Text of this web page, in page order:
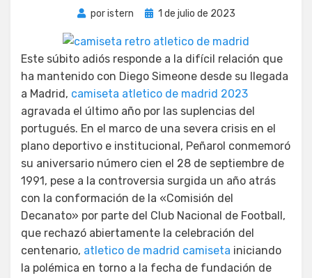
poristern
Publicada
1 de julio de 2023
Este súbito adiós responde a la difícil relación que
ha mantenido con Diego Simeone desde su llegada
a Madrid, camiseta atletico de madrid 2023
agravada el último año por las suplencias del
portugués. En el marco de una severa crisis en el
plano deportivo e institucional, Peñarol conmemoró
su aniversario número cien el 28 de septiembre de
1991, pese a la controversia surgida un año atrás
con la conformación de la «Comisión del
Decanato» por parte del Club Nacional de Football,
que rechazó abiertamente la celebración del
centenario, atletico de madrid camiseta iniciando
la polémica en torno a la fecha de fundación de